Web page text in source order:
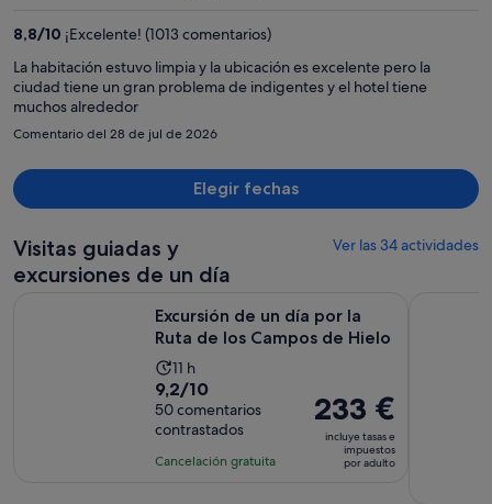
persona
8,8/10 ¡Excelente! (1013 comentarios)
La habitación estuvo limpia y la ubicación es excelente pero la
ciudad tiene un gran problema de indigentes y el hotel tiene
muchos alrededor
Comentario del 28 de jul de 2026
Elegir fechas
Visitas guiadas y
excursiones de un día
Ver las 34 actividades
Excursión de un día por la
Ruta de los Campos de Hielo
La
duración
de
la
actividad
11 h
9.2
sobre
10
con
9,2/10
50 comentarios
contrastados
Cancelación gratuita
El
precio
es
233 €
incluye tasas e
impuestos
por adulto